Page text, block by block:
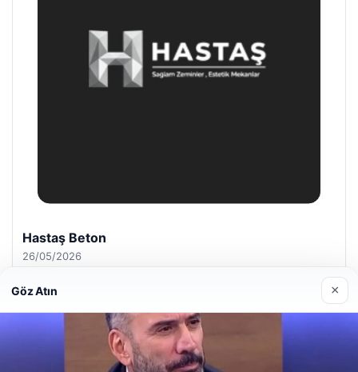
Enes Kaplan Avukatlık Bürosu
28/04/2026
Göz Atın ×